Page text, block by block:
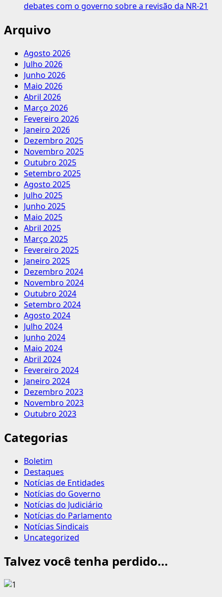
debates com o governo sobre a revisão da NR-21
Arquivo
Agosto 2026
Julho 2026
Junho 2026
Maio 2026
Abril 2026
Março 2026
Fevereiro 2026
Janeiro 2026
Dezembro 2025
Novembro 2025
Outubro 2025
Setembro 2025
Agosto 2025
Julho 2025
Junho 2025
Maio 2025
Abril 2025
Março 2025
Fevereiro 2025
Janeiro 2025
Dezembro 2024
Novembro 2024
Outubro 2024
Setembro 2024
Agosto 2024
Julho 2024
Junho 2024
Maio 2024
Abril 2024
Fevereiro 2024
Janeiro 2024
Dezembro 2023
Novembro 2023
Outubro 2023
Categorias
Boletim
Destaques
Notícias de Entidades
Notícias do Governo
Notícias do Judiciário
Notícias do Parlamento
Notícias Sindicais
Uncategorized
Talvez você tenha perdido...